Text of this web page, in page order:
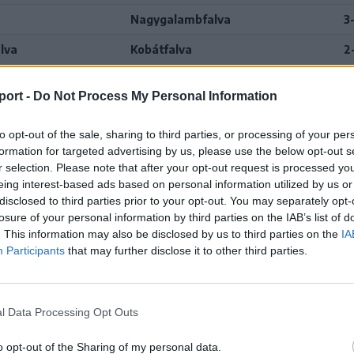
- Do Not Process My Personal Information
opt-out of the sale, sharing to third parties, or processing of your
for targeted advertising by us, please use the below opt-out
selection. Please note that after your opt-out request is processed
interest-based ads based on personal information utilized by us
to third parties prior to your opt-out. You may separately
of your personal information by third parties on the IAB’s list of
This information may also be disclosed by us to third parties on the
Participants that may further disclose it to other third parties.
Data Processing Opt Outs
opt-out of the Sharing of my personal data.
Nagygalambfalva
Kobátfalva
Nagygalambfalva
Kápolnás 1-
Nagygalambfalva
Nagygalambfalva